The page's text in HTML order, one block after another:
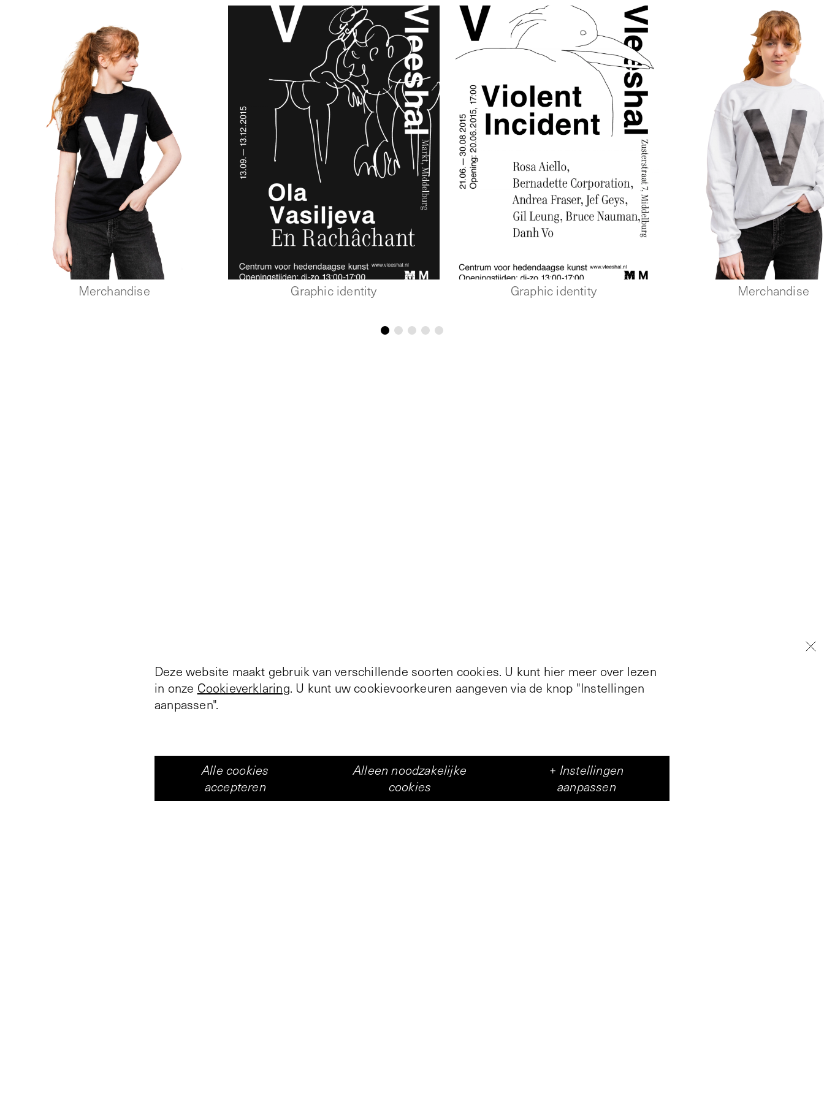
Deze website maakt gebruik van verschillende soorten cookies. U kunt hier meer over lezen
in onze Cookieverklaring. U kunt uw cookievoorkeuren aangeven via de knop "Instellingen
aanpassen".
Alle cookies
accepteren
Alleen noodzakelijke
cookies
+ Instellingen
aanpassen
Merchandise Graphic identity Graphic identity Merchandise